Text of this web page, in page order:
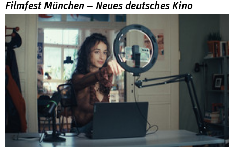
Filmfest München – Neues deutsches Kino